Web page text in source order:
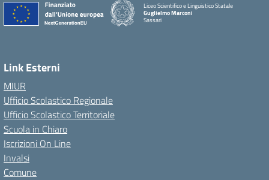
Liceo Scientifico e Linguistico Statale
Guglielmo Marconi
Sassari
Link Esterni
MIUR
Ufficio Scolastico Regionale
Ufficio Scolastico Territoriale
Scuola in Chiaro
Iscrizioni On Line
Invalsi
Comune